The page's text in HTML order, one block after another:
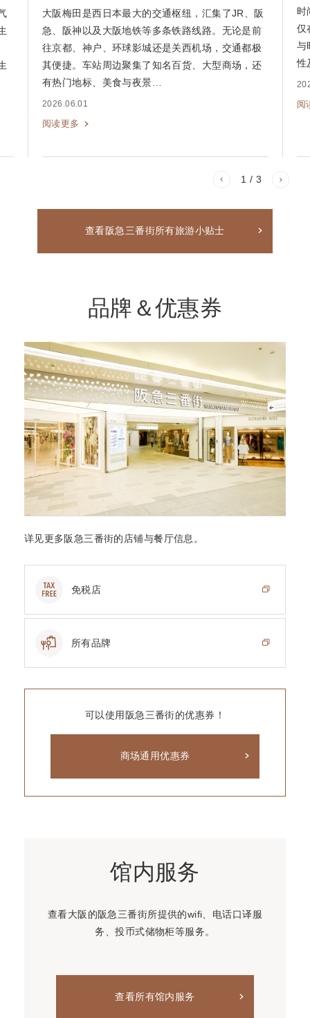
大阪梅田是西日本最大的交通枢纽，汇集了JR、阪
急、阪神以及大阪地铁等多条铁路线路。无论是前
往京都、神户、环球影城还是关西机场，交通都极
其便捷。车站周边聚集了知名百货、大型商场，还
有热门地标、美食与夜景…
2026.06.01
阅读更多
时
仅
与
性
阅
1 / 3
查看阪急三番街所有旅游小贴士
品牌＆优惠券
详见更多阪急三番街的店铺与餐厅信息。
免税店
所有品牌
可以使用阪急三番街的优惠券！
商场通用优惠券
馆内服务
查看大阪的阪急三番街所提供的wifi、电话口译服
务、投币式储物柜等服务。
查看所有馆内服务